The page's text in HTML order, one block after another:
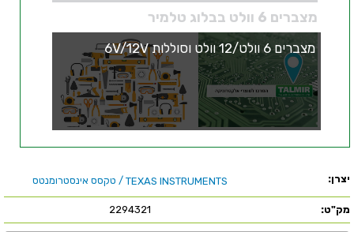
מצברים 6 וולט בבלוג טלמיר
מצברים 6 וולט/12 וולט וסוללות 6V/12V
יצרן: TEXAS INSTRUMENTS / טקסס אינסטרומנטס
מק"ט: 2294321